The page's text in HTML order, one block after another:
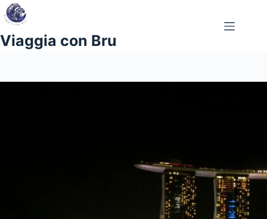
Salta
al
contenuto
Viaggia con Bru